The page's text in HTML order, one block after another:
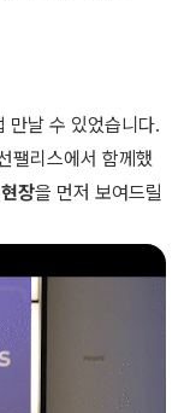
만날 수 있었습니다.
팰리스에서 함께했
장을 먼저 보여드릴